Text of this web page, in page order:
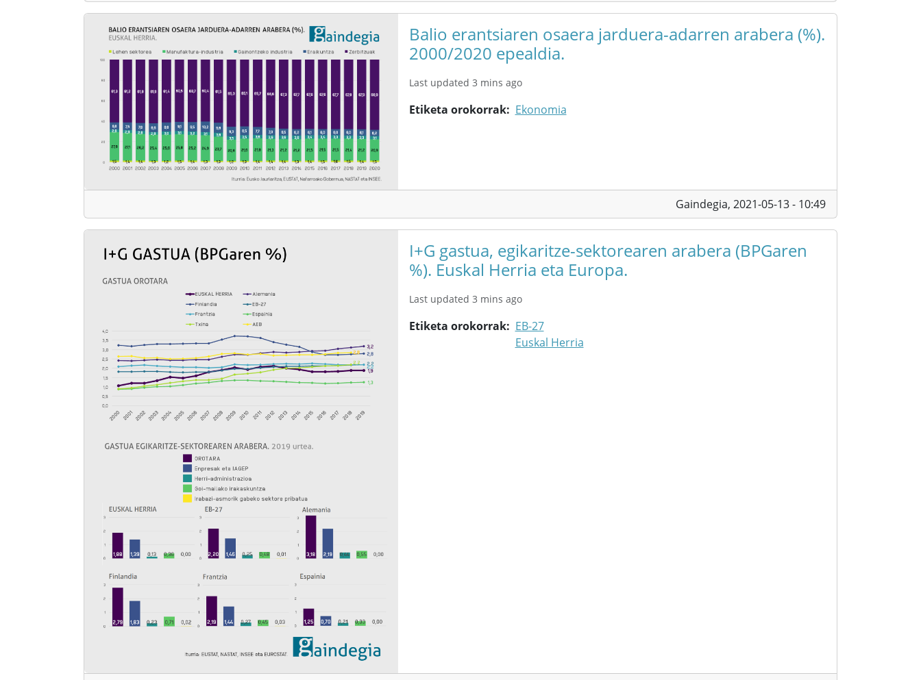
Balio erantsiaren osaera jarduera-adarren arabera (%).
2000/2020 epealdia.
Last updated 3 mins ago
Etiketa orokorrak Ekonomia
Gaindegia, 2021-05-13 - 10:49
I+G gastua, egikaritze-sektorearen arabera (BPGaren
%). Euskal Herria eta Europa.
Last updated 3 mins ago
Etiketa orokorrak
EB-27
Euskal Herria